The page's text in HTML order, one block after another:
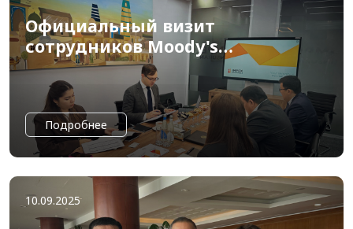
Официальный визит
сотрудников Moody's
Ratings в Impex
Insurancе
Подробнее
10.09.2025